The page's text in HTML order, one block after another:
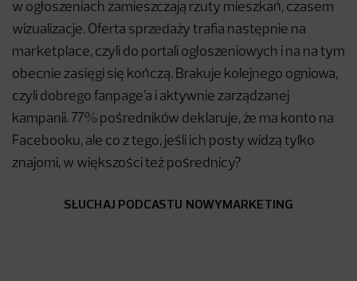
w ogłoszeniach zamieszczają rzuty mieszkań, czasem
wizualizacje. Oferta sprzedaży trafia następnie na
marketplace, czyli do portali ogłoszeniowych i na na tym
obecnie zasięgi się kończą. Brakuje kolejnego ogniowa,
czyli dobrego fanpage’a i aktywnie zarządzanej
kampanii. 77% pośredników deklaruje, że ma konto na
Facebooku, ale co z tego, jeśli ich posty widzą tylko
znajomi, w większości też pośrednicy?
SŁUCHAJ PODCASTU NOWYMARKETING